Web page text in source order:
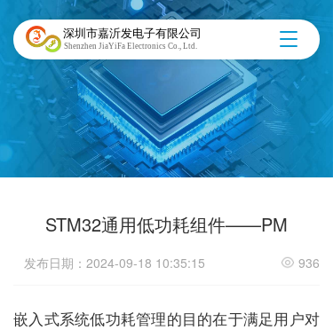
T
o
v
i
深圳市嘉沂发电子有限公司
Shenzhen JiaYiFa Electronics Co., Ltd.
STM32通用低功耗组件——PM
发布日期：2024-09-18 10:35:15 936
嵌入式系统低功耗管理的目的在于满足用户对